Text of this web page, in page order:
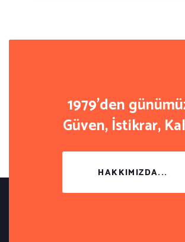
1979'den
Güven, İstikrar,
HAKKIMIZDA...